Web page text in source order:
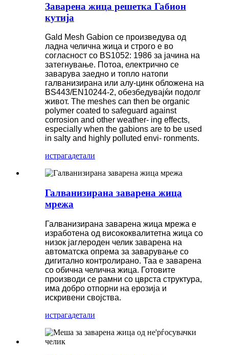
Заварена жица решетка Габион
кутија
Gald Mesh Gabion се произведува од
ладна челична жица и строго е во
согласност со BS1052: 1986 за јачина на
затегнување. Потоа, електрично се
заварува заедно и топло натопи
галванизирана или алу-цинк обложена на
BS443/EN10244-2, обезбедувајќи подолг
живот. The meshes can then be organic
polymer coated to safeguard against
corrosion and other weather- ing effects,
especially when the gabions are to be used
in salty and highly polluted envi- ronments.
истрагадетали
Галванизирана заварена жица
мрежа
Галванизирана заварена жица мрежа е
изработена од висококвалитетна жица со
низок јаглероден челик заварена на
автоматска опрема за заварување со
дигитално контролирано. Таа е заварена
со обична челична жица. Готовите
производи се рамни со цврста структура,
има добро отпорни на ерозија и
искривени својства.
истрагадетали